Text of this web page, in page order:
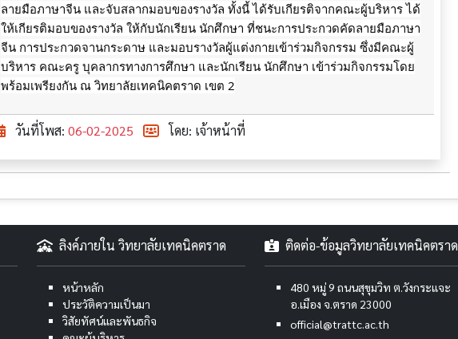
ลายมือภาษาจีน และจับสลากมอบของรางวัล ทั้งนี้ ได้รับเกียรติจากคณะผู้บริหาร ได้
ให้เกียรติมอบของรางวัล ให้กับนักเรียน นักศึกษา ที่ชนะการประกวดคัดลายมือภาษา
จีน การประกวดจานกระดาษ และมอบรางวัลผู้แต่งกายเข้าร่วมกิจกรรม ซึ่งมีคณะผู้
บริหาร คณะครู บุคลากรทางการศึกษา และนักเรียน นักศึกษา เข้าร่วมกิจกรรมโดย
พร้อมเพรียงกัน ณ วิทยาลัยเทคนิคตราด เขต 2
วันที่โพส:06-02-2025 โดย: เจ้าหน้าที่
ลิงค์ภายใน วิทยาลัยเทคนิคตราด
หน้าหลัก
ประวัติความเป็นมา
วิสัยทัศน์และพันธกิจ
ติดต่อ-ข้อมูลวิทยาลัยเทคนิคตราด
480 หมู่ 9 ถนนสุขุมวิท ต.วังกระแจะ
อ.เมือง จ.ตราด 23000
official@trattc.ac.th